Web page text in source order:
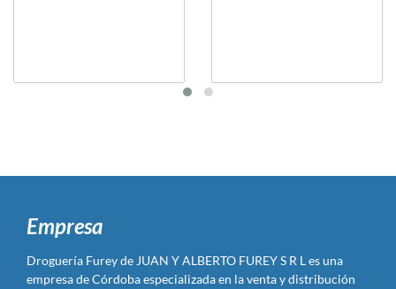
Empresa
Droguería Furey de JUAN Y ALBERTO FUREY S R L es una
empresa de Córdoba especializada en la venta y distribución